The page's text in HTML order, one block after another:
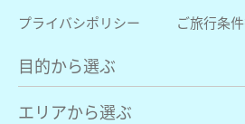
プライバシポリシー
ご旅行条
目的から選ぶ
エリアから選ぶ